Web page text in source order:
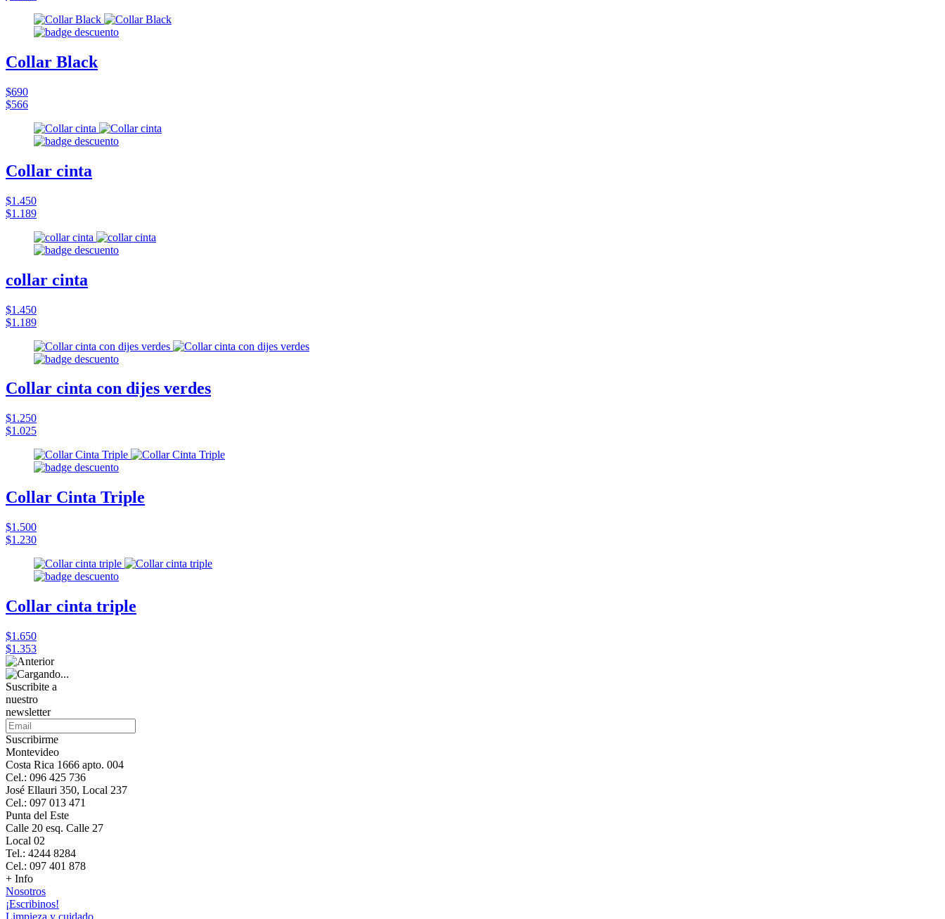
Collar Black
$690
$566
Collar cinta
$1.450
$1.189
collar cinta
$1.450
$1.189
Collar cinta con dijes verdes
$1.250
$1.025
Collar Cinta Triple
$1.500
$1.230
Collar cinta triple
$1.650
$1.353
Suscribite a
nuestro
newsletter
Suscribirme
Montevideo
Costa Rica 1666 apto. 004
Cel.: 096 425 736
José Ellauri 350, Local 237
Cel.: 097 013 471
Punta del Este
Calle 20 esq. Calle 27
Local 02
Tel.: 4244 8284
Cel.: 097 401 878
+ Info
Nosotros
¡Escribinos!
Limpieza y cuidado